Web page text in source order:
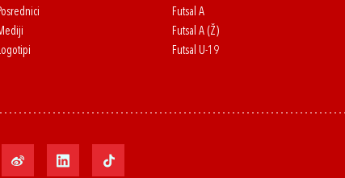
Futsal A
Futsal A (Ž)
Futsal U-19